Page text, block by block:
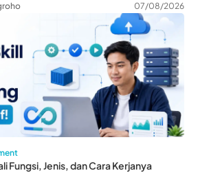
07/08/2026
Fungsi, Jenis, dan Cara Kerjanya